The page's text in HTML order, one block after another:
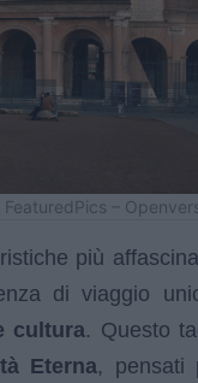
–
più
di viaggio
cultura. Questo
Eterna, pensati